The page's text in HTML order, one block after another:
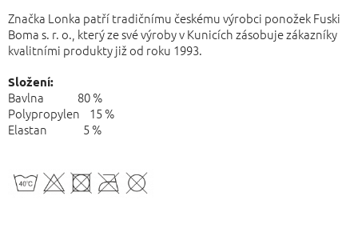
Značka Lonka patří tradičnímu českému výrobci ponožek Fuski
Boma s. r. o., který ze své výroby v Kunicích zásobuje zákazníky
kvalitními produkty již od roku 1993.
Složení:
Bavlna 80 %
Polypropylen 15 %
Elastan 5 %